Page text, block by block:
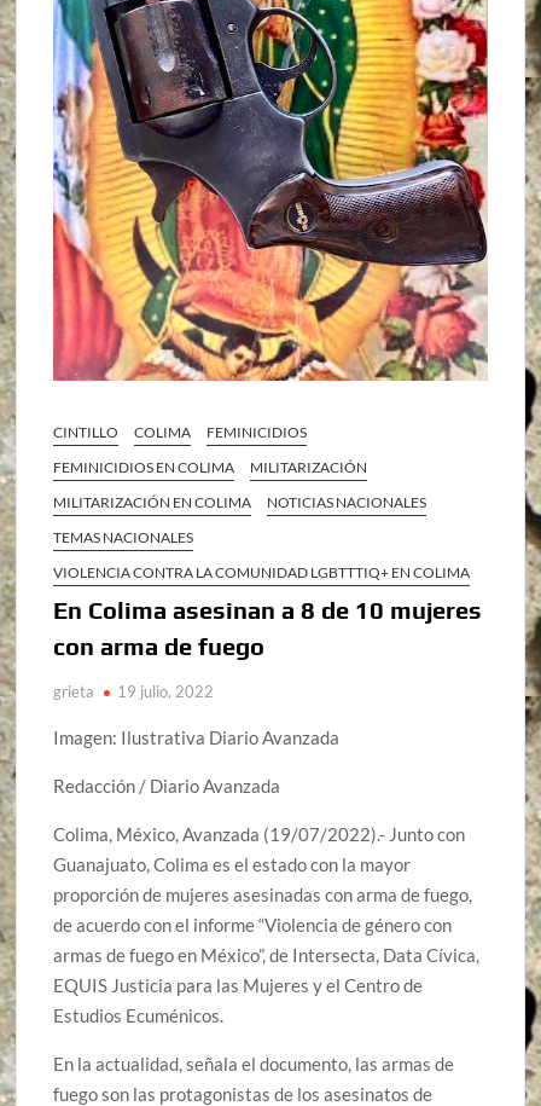
CINTILLO COLIMA
FEMINICIDIOS
FEMINICIDIOS EN COLIMA
MILITARIZACIÓN
MILITARIZACIÓN EN COLIMA
NOTICIAS NACIONALES
TEMAS NACIONALES
VIOLENCIA CONTRA LA COMUNIDAD LGBTTTIQ+ EN COLIMA
En Colima asesinan a 8 de 10 mujeres
con arma de fuego
grieta 19 julio, 2022
Imagen: Ilustrativa Diario Avanzada
Redacción / Diario Avanzada
Colima, México, Avanzada (19/07/2022).- Junto con
Guanajuato, Colima es el estado con la mayor
proporción de mujeres asesinadas con arma de fuego,
de acuerdo con el informe “Violencia de género con
armas de fuego en México”, de Intersecta, Data Cívica,
EQUIS Justicia para las Mujeres y el Centro de
Estudios Ecuménicos.
En la actualidad, señala el documento, las armas de
fuego son las protagonistas de los asesinatos de